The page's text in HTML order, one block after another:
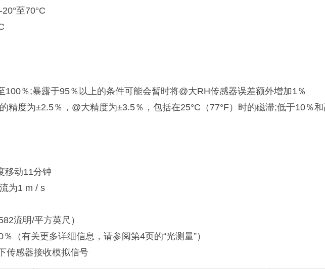
至70°C
100％;暴露于95％以上的条件可能会暂时将@大RH传感器误差额外增加1％
精度为±2.5％，@大精度为±3.5％，包括在25°C（77°F）时的磁滞;低于10％和
移动11分钟
为1 m / s
流明/平方英尺）
（有关更多详细信息，请参阅第4页的“光测量”）
传感器接收模拟信号